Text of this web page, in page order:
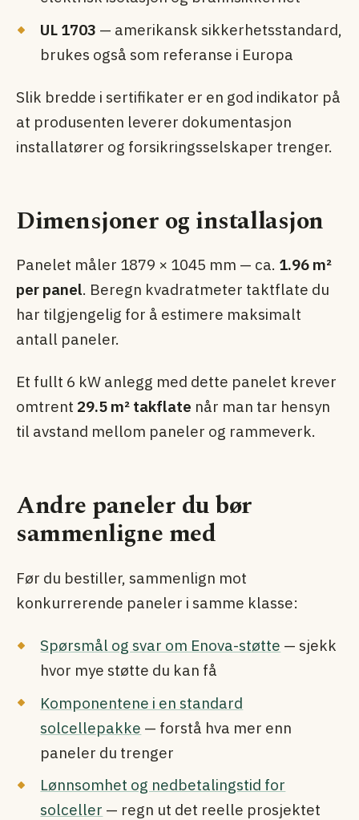
UL 1703 — amerikansk sikkerhets­standard,
brukes også som referanse i Europa
Slik bredde i sertifikater er en god indikator på
at produsenten leverer dokumentasjon
installatører og forsikringsselskaper trenger.
Dimensjoner og installasjon
Panelet måler 1879 × 1045 mm — ca. 1.96 m²
per panel. Beregn kvadratmeter taktflate du
har tilgjengelig for å estimere maksimalt
antall paneler.
Et fullt 6 kW anlegg med dette panelet krever
omtrent 29.5 m² takflate når man tar hensyn
til avstand mellom paneler og rammeverk.
Andre paneler du bør
sammenligne med
Før du bestiller, sammenlign mot
konkurrerende paneler i samme klasse:
Spørsmål og svar om Enova-støtte — sjekk
hvor mye støtte du kan få
Komponentene i en standard
solcellepakke — forstå hva mer enn
paneler du trenger
Lønnsomhet og nedbetalingstid for
solceller — regn ut det reelle prosjektet